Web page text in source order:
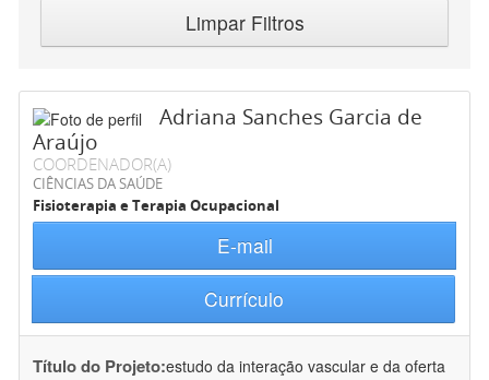
Limpar Filtros
Adriana Sanches Garcia de
Araújo
COORDENADOR(A)
CIÊNCIAS DA SAÚDE
Fisioterapia e Terapia Ocupacional
E-mail
Currículo
Título do Projeto:estudo da interação vascular e da oferta